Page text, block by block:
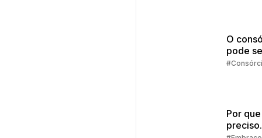
O
pode
melhor
Por
preciso